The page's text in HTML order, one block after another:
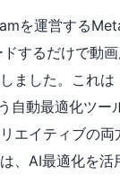
を運営する
するだけで動
ました。これは
自動最適化ツー
エイティブの
、AI最適化を活